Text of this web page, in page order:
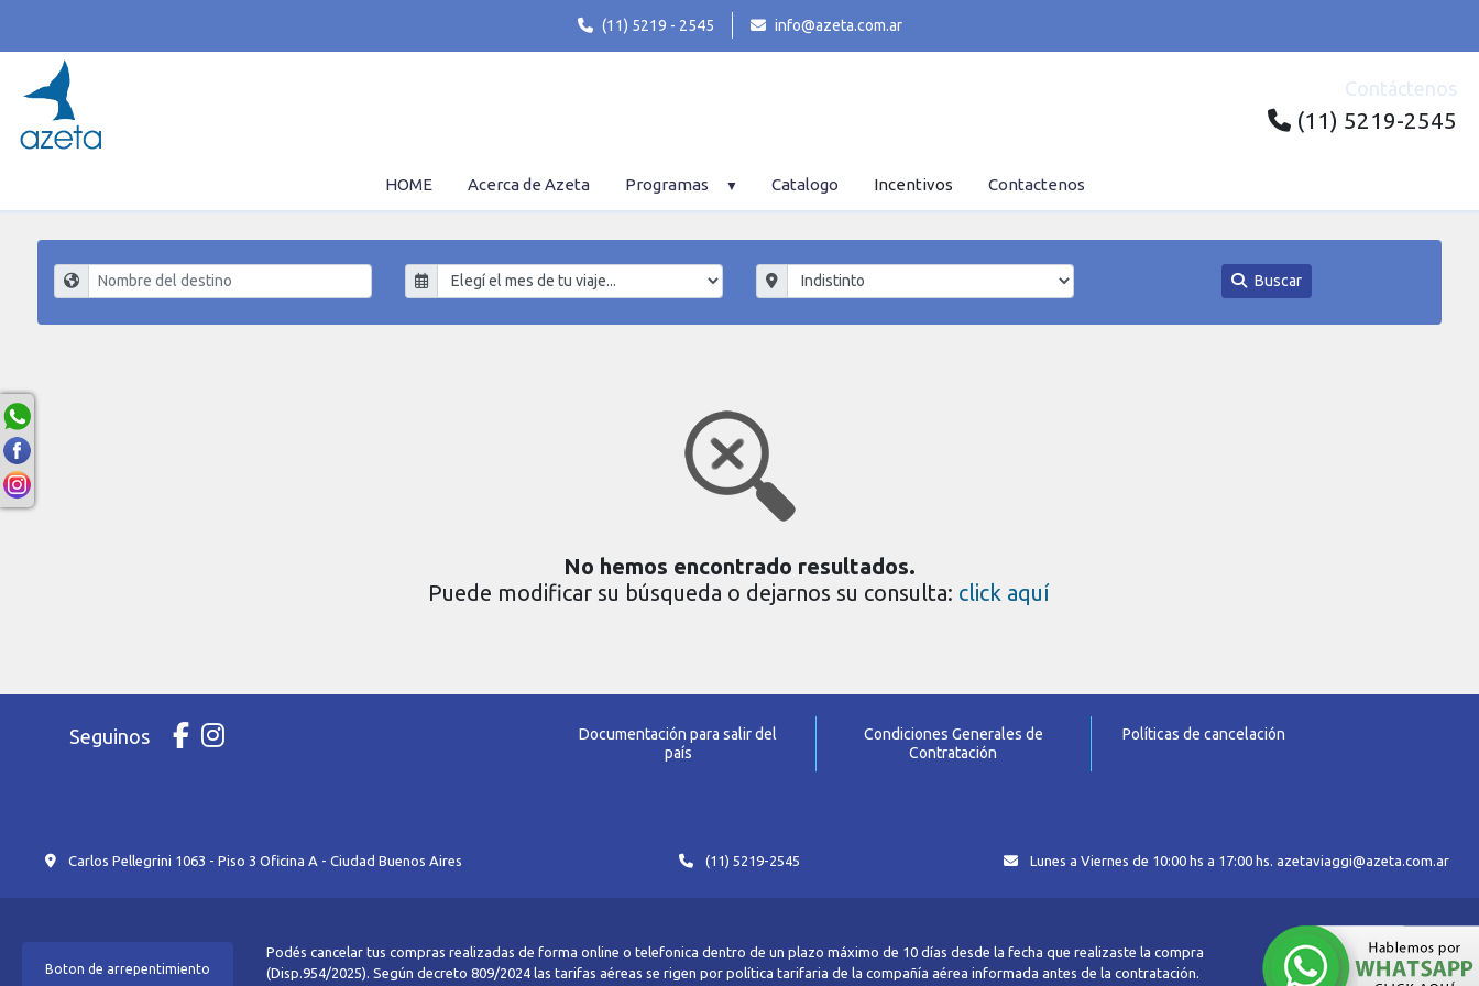
(11) 5219 - 2545 info@azeta.com.ar
Contáctenos
(11) 5219-2545
HOME Acerca de Azeta Programas Catalogo Incentivos Contactenos
Buscar
No hemos encontrado resultados.
Puede modificar su búsqueda o dejarnos su consulta: click aquí
Seguinos
Documentación para salir del
país
Condiciones Generales de
Contratación
Políticas de cancelación
Carlos Pellegrini 1063 - Piso 3 Oficina A - Ciudad Buenos Aires (11) 5219-2545 Lunes a Viernes de 10:00 hs a 17:00 hs. azetaviaggi@azeta.com.ar
Boton de arrepentimiento
Podés cancelar tus compras realizadas de forma online o telefonica dentro de un plazo máximo de 10 días desde la fecha que realizaste la compra
(Disp.954/2025). Según decreto 809/2024 las tarifas aéreas se rigen por política tarifaria de la compañía aérea informada antes de la contratación.